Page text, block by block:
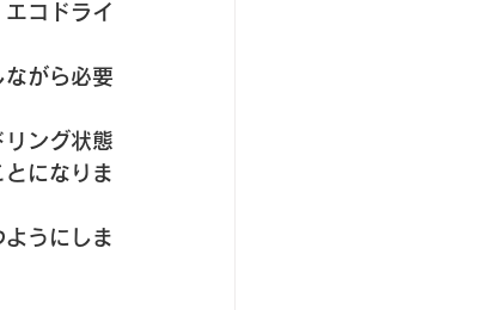
コドライ
がら必要
ング状態
になりま
うにしま